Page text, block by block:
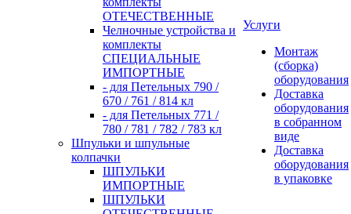
ОТЕЧЕСТВЕННЫЕ
Челночные устройства и
комплекты
СПЕЦИАЛЬНЫЕ
ИМПОРТНЫЕ
- для Петельных 790 /
670 / 761 / 814 кл
- для Петельных 771 /
780 / 781 / 782 / 783 кл
Шпульки и шпульные
колпачки
ШПУЛЬКИ
ИМПОРТНЫЕ
ШПУЛЬКИ
Услуги
Монтаж
(сборка)
оборудования
Доставка
оборудования
в собранном
виде
Доставка
оборудования
в упаковке